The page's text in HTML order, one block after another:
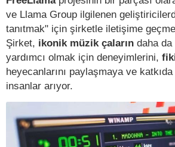
ve Llama Group ilgilenen
tanıtmak" için şirketle iletişime
Şirket, ikonik müzik çaların daha
yardımcı olmak için deneyimlerini,
heyecanlarını paylaşmaya ve
insanlar arıyor.